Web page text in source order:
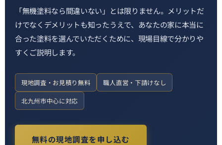
「無機塗料なら間違いない」とは限りません。メリットだ
けでなくデメリットも知ったうえで、あなたの家に本当に
合った塗料を選んでいただくために、現場目線で分かりや
すくご説明します。
現地調査・お見積り無料
職人直営・下請けなし
北九州市中心に対応
無料の現地調査を申し込む